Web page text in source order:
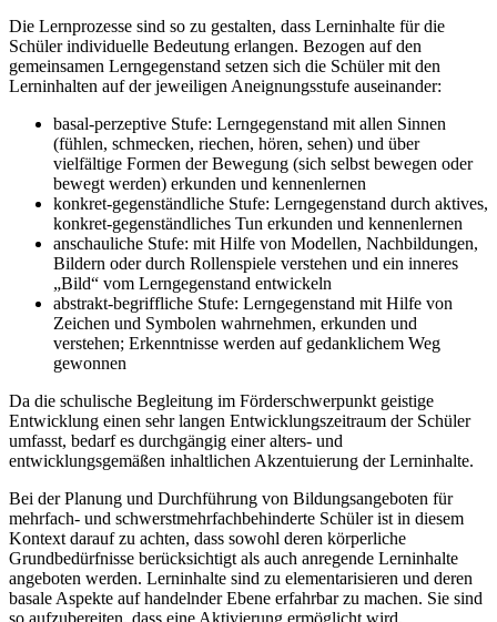
Die Lernprozesse sind so zu gestalten, dass Lerninhalte für die
Schüler individuelle Bedeutung erlangen. Bezogen auf den
gemeinsamen Lerngegenstand setzen sich die Schüler mit den
Lerninhalten auf der jeweiligen Aneignungsstufe auseinander:
basal-perzeptive Stufe: Lerngegenstand mit allen Sinnen
(fühlen, schmecken, riechen, hören, sehen) und über
vielfältige Formen der Bewegung (sich selbst bewegen oder
bewegt werden) erkunden und kennenlernen
konkret-gegenständliche Stufe: Lerngegenstand durch aktives,
konkret-gegenständliches Tun erkunden und kennenlernen
anschauliche Stufe: mit Hilfe von Modellen, Nachbildungen,
Bildern oder durch Rollenspiele verstehen und ein inneres
„Bild“ vom Lerngegenstand entwickeln
abstrakt-begriffliche Stufe: Lerngegenstand mit Hilfe von
Zeichen und Symbolen wahrnehmen, erkunden und
verstehen; Erkenntnisse werden auf gedanklichem Weg
gewonnen
Da die schulische Begleitung im Förderschwerpunkt geistige
Entwicklung einen sehr langen Entwicklungszeitraum der Schüler
umfasst, bedarf es durchgängig einer alters- und
entwicklungsgemäßen inhaltlichen Akzentuierung der Lerninhalte.
Bei der Planung und Durchführung von Bildungsangeboten für
mehrfach- und schwerstmehrfachbehinderte Schüler ist in diesem
Kontext darauf zu achten, dass sowohl deren körperliche
Grundbedürfnisse berücksichtigt als auch anregende Lerninhalte
angeboten werden. Lerninhalte sind zu elementarisieren und deren
basale Aspekte auf handelnder Ebene erfahrbar zu machen. Sie sind